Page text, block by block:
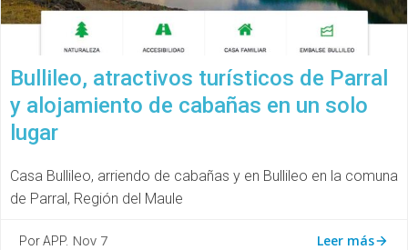
Bullileo, atractivos turísticos de Parral
y alojamiento de cabañas en un solo
lugar
Casa Bullileo, arriendo de cabañas y en Bullileo en la comuna
de Parral, Región del Maule
Por APP. Nov 7 Leer más